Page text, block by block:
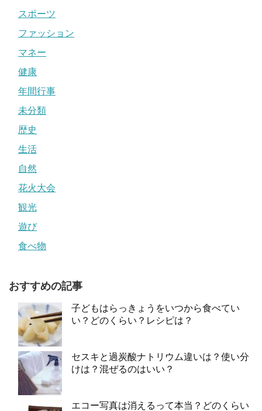
スポーツ
ファッション
マネー
健康
年間行事
未分類
歴史
生活
自然
花火大会
観光
遊び
食べ物
おすすめの記事
子どもはらっきょうをいつから食べてい
い？どのくらい？レシピは？
セスキと過炭酸ナトリウム違いは？使い分
けは？混ぜるのはいい？
エコー写真は消えるって本当？どのくらい